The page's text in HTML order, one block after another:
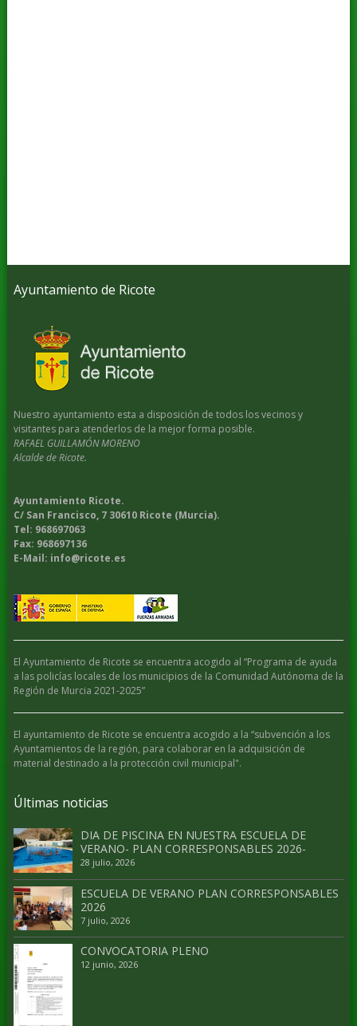
Ayuntamiento de Ricote
Nuestro ayuntamiento esta a disposición de todos los vecinos y
visitantes para atenderlos de la mejor forma posible.
RAFAEL GUILLAMÓN MORENO
Alcalde de Ricote.
Ayuntamiento Ricote.
C/ San Francisco, 7 30610 Ricote (Murcia).
Tel: 968697063
Fax: 968697136
E-Mail: info@ricote.es
El Ayuntamiento de Ricote se encuentra acogido al “Programa de ayuda
a las policías locales de los municipios de la Comunidad Autónoma de la
Región de Murcia 2021-2025”
El ayuntamiento de Ricote se encuentra acogido a la “subvención a los
Ayuntamientos de la región, para colaborar en la adquisición de
material destinado a la protección civil municipal".
Últimas noticias
DIA DE PISCINA EN NUESTRA ESCUELA DE
VERANO- PLAN CORRESPONSABLES 2026-
28 julio, 2026
ESCUELA DE VERANO PLAN CORRESPONSABLES
2026
7 julio, 2026
CONVOCATORIA PLENO
12 junio, 2026